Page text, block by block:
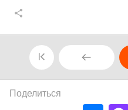
Поделиться